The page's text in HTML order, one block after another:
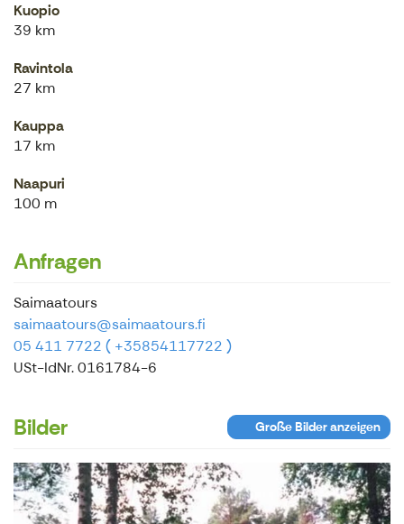
Kuopio
39 km
Ravintola
27 km
Kauppa
17 km
Naapuri
100 m
Anfragen
Saimaatours
saimaatours@saimaatours.fi
05 411 7722 ( +35854117722 )
USt-IdNr. 0161784-6
Bilder Große Bilder anzeigen